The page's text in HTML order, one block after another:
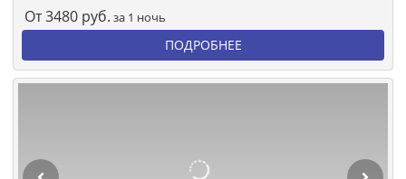
От3480 руб. за 1 ночь
ПОДРОБНЕЕ